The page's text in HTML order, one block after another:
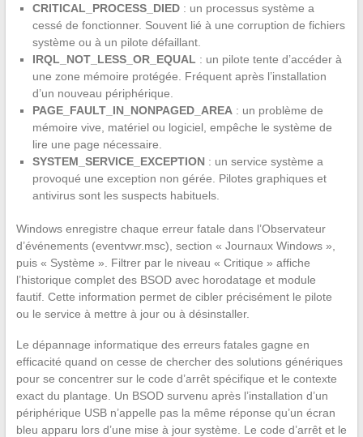
CRITICAL_PROCESS_DIED: un processus système a
cessé de fonctionner. Souvent lié à une corruption de fichiers
système ou à un pilote défaillant.
IRQL_NOT_LESS_OR_EQUAL : un pilote tente d’accéder à
une zone mémoire protégée. Fréquent après l’installation
d’un nouveau périphérique.
PAGE_FAULT_IN_NONPAGED_AREA: un problème de
mémoire vive, matériel ou logiciel, empêche le système de
lire une page nécessaire.
SYSTEM_SERVICE_EXCEPTION: un service système a
provoqué une exception non gérée. Pilotes graphiques et
antivirus sont les suspects habituels.
Windows enregistre chaque erreur fatale dans l’Observateur
d’événements (eventvwr.msc), section « Journaux Windows »,
puis « Système ». Filtrer par le niveau « Critique » affiche
l’historique complet des BSOD avec horodatage et module
fautif. Cette information permet de cibler précisément le pilote
ou le service à mettre à jour ou à désinstaller.
Le dépannage informatique des erreurs fatales gagne en
efficacité quand on cesse de chercher des solutions génériques
pour se concentrer sur le code d’arrêt spécifique et le contexte
exact du plantage. Un BSOD survenu après l’installation d’un
périphérique USB n’appelle pas la même réponse qu’un écran
bleu apparu lors d’une mise à jour système. Le code d’arrêt et le